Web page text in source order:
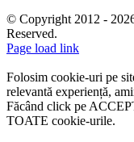
© Copyright 2012 -
Reserved.
Page load link
Folosim cookie-uri pe
relevantă experiență,
Făcând click pe
TOATE cookie-urile.